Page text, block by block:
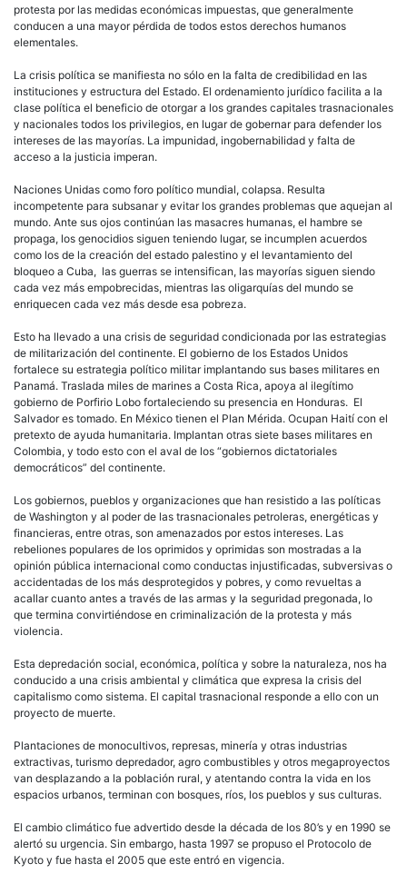
protesta por las medidas económicas impuestas, que generalmente
conducen a una mayor pérdida de todos estos derechos humanos
elementales.
La crisis política se manifiesta no sólo en la falta de credibilidad en las
instituciones y estructura del Estado. El ordenamiento jurídico facilita a la
clase política el beneficio de otorgar a los grandes capitales trasnacionales
y nacionales todos los privilegios, en lugar de gobernar para defender los
intereses de las mayorías. La impunidad, ingobernabilidad y falta de
acceso a la justicia imperan.
Naciones Unidas como foro político mundial, colapsa. Resulta
incompetente para subsanar y evitar los grandes problemas que aquejan al
mundo. Ante sus ojos continúan las masacres humanas, el hambre se
propaga, los genocidios siguen teniendo lugar, se incumplen acuerdos
como los de la creación del estado palestino y el levantamiento del
bloqueo a Cuba, las guerras se intensifican, las mayorías siguen siendo
cada vez más empobrecidas, mientras las oligarquías del mundo se
enriquecen cada vez más desde esa pobreza.
Esto ha llevado a una crisis de seguridad condicionada por las estrategias
de militarización del continente. El gobierno de los Estados Unidos
fortalece su estrategia político militar implantando sus bases militares en
Panamá. Traslada miles de marines a Costa Rica, apoya al ilegítimo
gobierno de Porfirio Lobo fortaleciendo su presencia en Honduras. El
Salvador es tomado. En México tienen el Plan Mérida. Ocupan Haití con el
pretexto de ayuda humanitaria. Implantan otras siete bases militares en
Colombia, y todo esto con el aval de los “gobiernos dictatoriales
democráticos” del continente.
Los gobiernos, pueblos y organizaciones que han resistido a las políticas
de Washington y al poder de las trasnacionales petroleras, energéticas y
financieras, entre otras, son amenazados por estos intereses. Las
rebeliones populares de los oprimidos y oprimidas son mostradas a la
opinión pública internacional como conductas injustificadas, subversivas o
accidentadas de los más desprotegidos y pobres, y como revueltas a
acallar cuanto antes a través de las armas y la seguridad pregonada, lo
que termina convirtiéndose en criminalización de la protesta y más
violencia.
Esta depredación social, económica, política y sobre la naturaleza, nos ha
conducido a una crisis ambiental y climática que expresa la crisis del
capitalismo como sistema. El capital trasnacional responde a ello con un
proyecto de muerte.
Plantaciones de monocultivos, represas, minería y otras industrias
extractivas, turismo depredador, agro combustibles y otros megaproyectos
van desplazando a la población rural, y atentando contra la vida en los
espacios urbanos, terminan con bosques, ríos, los pueblos y sus culturas.
El cambio climático fue advertido desde la década de los 80’s y en 1990 se
alertó su urgencia. Sin embargo, hasta 1997 se propuso el Protocolo de
Kyoto y fue hasta el 2005 que este entró en vigencia.